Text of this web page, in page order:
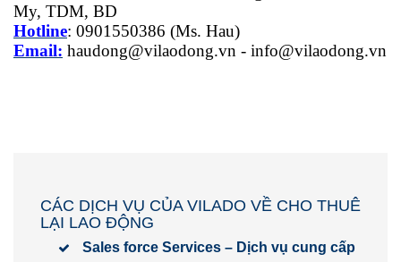
My, TDM, BD
Hotline: 0901550386 (Ms. Hau)
Email: haudong@vilaodong.vn - info@vilaodong.vn
CÁC DỊCH VỤ CỦA VILADO VỀ CHO THUÊ
LẠI LAO ĐỘNG
Sales force Services – Dịch vụ cung cấp